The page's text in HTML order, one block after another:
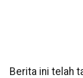
Berita ini telah